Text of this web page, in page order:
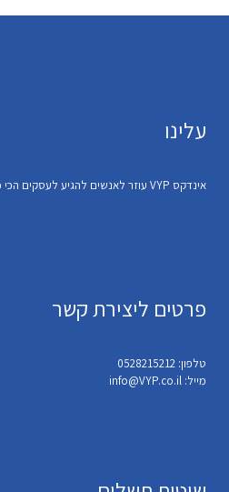
עלינו
אינדקס VYP עוזר לאנשים להגיע לעסקים הכי מומלצים באזור שלהם
פרטים ליצירת קשר
טלפון: 0528215212
מייל: info@VYP.co.il